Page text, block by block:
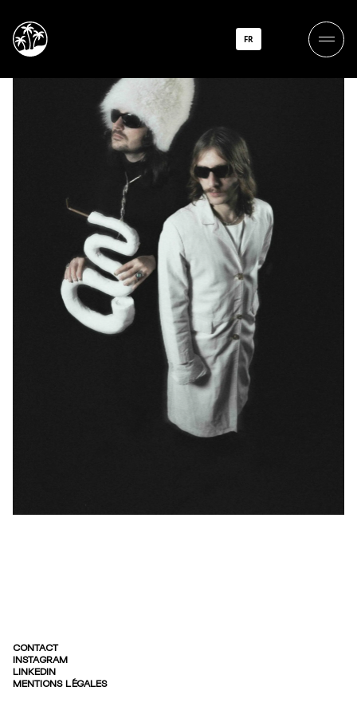
FR
CONTACT
INSTAGRAM
LINKEDIN
MENTIONS LÉGALES